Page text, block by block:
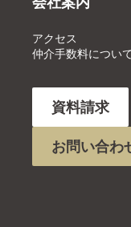
アクセス
仲介手数料について
資料請求
お問い合わ